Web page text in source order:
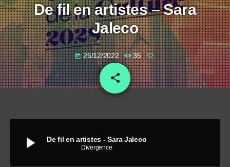
De fil en artistes – Sara
Jaleco
today 26/12/2022 35
share
email
play_arrow De fil en artistes - Sara Jaleco
Divergence